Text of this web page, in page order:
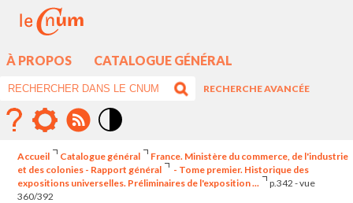
À PROPOS CATALOGUE GÉNÉRAL
RECHERCHE AVANCÉE
élévé
Accueil Catalogue général
France. Ministère du commerce, de l'industrie
et des colonies - Rapport général
- Tome premier. Historique des
expositions universelles. Préliminaires de l'exposition ...
p.342 - vue
360/392